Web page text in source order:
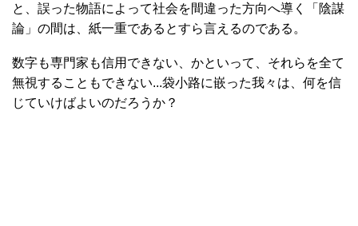
と、誤った物語によって社会を間違った方向へ導く「陰謀
論」の間は、紙一重であるとすら言えるのである。
数字も専門家も信用できない、かといって、それらを全て
無視することもできない...袋小路に嵌った我々は、何を信
じていけばよいのだろうか？